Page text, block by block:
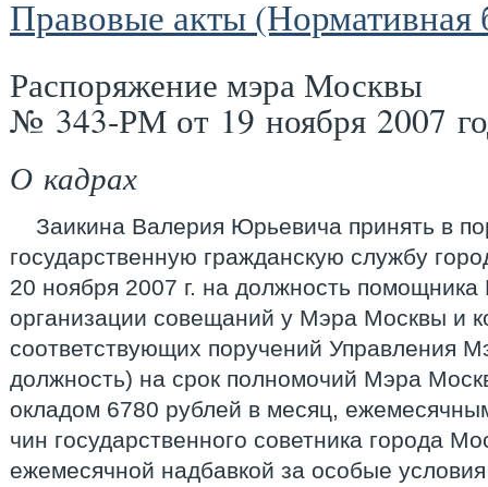
Правовые акты (Нормативная
Распоряжение мэра Москвы
№ 343-РМ от 19 ноября 2007
О кадрах
Заикина Валерия Юрьевича принять в
государственную гражданскую службу
20 ноября 2007 г. на должность
организации совещаний у Мэра Москвы и
соответствующих поручений Управления
должность) на срок полномочий Мэра
окладом 6780 рублей в месяц,
чин государственного советника города
ежемесячной надбавкой за особые